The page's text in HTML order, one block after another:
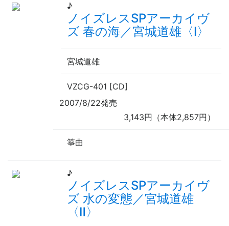
♪
ノイズレスSPアーカイヴ
ズ 春の海／宮城道雄〈Ⅰ〉
宮城道雄
VZCG-401 [CD]
2007/8/22発売
3,143円（本体2,857円）
箏曲
♪
ノイズレスSPアーカイヴ
ズ 水の変態／宮城道雄
〈Ⅱ〉